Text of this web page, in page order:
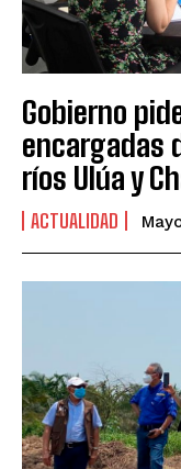
Gobierno
encargadas
ríos Ulúa y
ACTUALIDAD